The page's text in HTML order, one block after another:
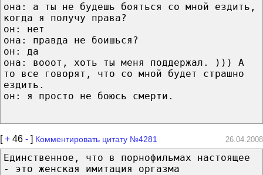
она: а ты не будешь бояться со мной ездить,
когда я получу права?
он: нет
она: правда не боишься?
он: да
она: вооот, хоть ты меня поддержал. ))) А
то все говорят, что со мной будет страшно
ездить.
он: я просто не боюсь смерти.
[+ 46 - ] Комментировать цитату №4281 26.04.2008
Единственное, что в порнофильмах настоящее
- это женская имитация оргазма